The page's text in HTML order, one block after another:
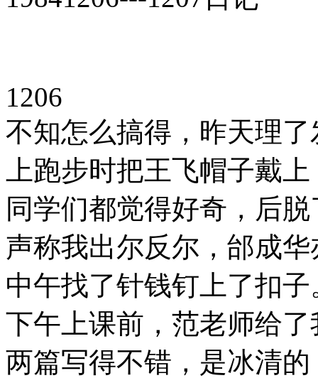
1206
不知怎么搞得，昨天理
上跑步时把王飞帽子戴
同学们都觉得好奇，后
声称我出尔反尔，邰成
中午找了针钱钉上了扣子
下午上课前，范老师给
两篇写得不错，是冰清